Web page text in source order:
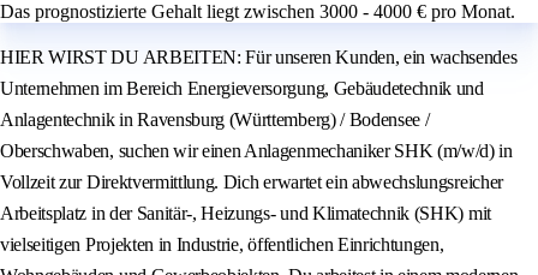
Das prognostizierte Gehalt liegt zwischen 3000 - 4000 € pro Monat.
HIER WIRST DU ARBEITEN: Für unseren Kunden, ein wachsendes
Unternehmen im Bereich Energieversorgung, Gebäudetechnik und
Anlagentechnik in Ravensburg (Württemberg) / Bodensee /
Oberschwaben, suchen wir einen Anlagenmechaniker SHK (m/w/d) in
Vollzeit zur Direktvermittlung. Dich erwartet ein abwechslungsreicher
Arbeitsplatz in der Sanitär-, Heizungs- und Klimatechnik (SHK) mit
vielseitigen Projekten in Industrie, öffentlichen Einrichtungen,